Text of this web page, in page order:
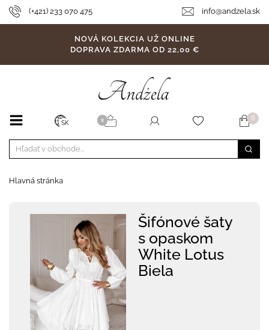
(+421) 233 070 475 info@andzela.sk
NOVÁ KOLEKCIA UŽ ONLINE
DOPRAVA ZDARMA OD 22,00 €
SK X 0
Hlavná stránka
Šifónové šaty
s opaskom
White Lotus
Biela